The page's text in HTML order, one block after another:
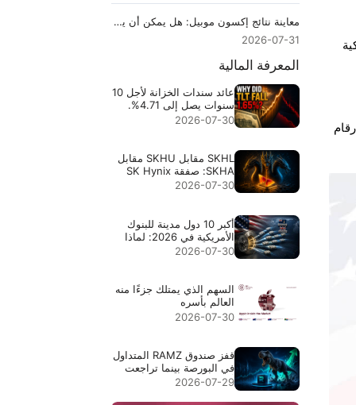
الصين، فإن أرقام
معاينة نتائج إكسون موبيل: هل يمكن أن يتحول ربع بقيمة 15.7 مليار دولار إلى تدفق نقدي قابل للتكرار؟
2026-07-31
المعرفة المالية
عائد سندات الخزانة لأجل 10
سنوات يصل إلى 4.71%.
2026-07-30
SKHL مقابل SKHU مقابل
SKHA: صفقة SK Hynix
ذات الرؤوس الثلاثة
2026-07-30
أكبر 10 دول مدينة للبنوك
الأمريكية في 2026: لماذا
تتصدر جزر كايمان المركز
2026-07-30
السهم الذي يمتلك جزءًا منه
العالم بأسره
2026-07-30
قفز صندوق RAMZ المتداول
في البورصة بينما تراجعت
2026-07-29